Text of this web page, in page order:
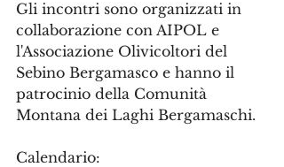
Gli incontri sono organizzati in
collaborazione con AIPOL e
l'Associazione Olivicoltori del
Sebino Bergamasco e hanno il
patrocinio della Comunità
Montana dei Laghi Bergamaschi.
Calendario: